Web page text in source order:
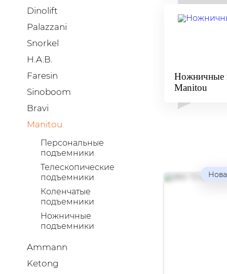
Dinolift
Palazzani
Snorkel
H.A.B.
Faresin
Sinoboom
Bravi
Manitou
Персональные
подъемники
Телескопические
подъемники
Коленчатые
подъемники
Ножничные
подъемники
Ammann
Ketong
Ножничные
Manitou